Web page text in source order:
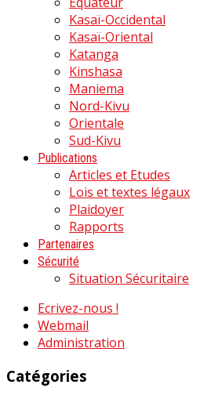
Kasaï-Occidental
Kasaï-Oriental
Katanga
Kinshasa
Maniema
Nord-Kivu
Orientale
Sud-Kivu
Publications
Articles et Etudes
Lois et textes légaux
Plaidoyer
Rapports
Partenaires
Sécurité
Situation Sécuritaire
Ecrivez-nous !
Webmail
Administration
Catégories